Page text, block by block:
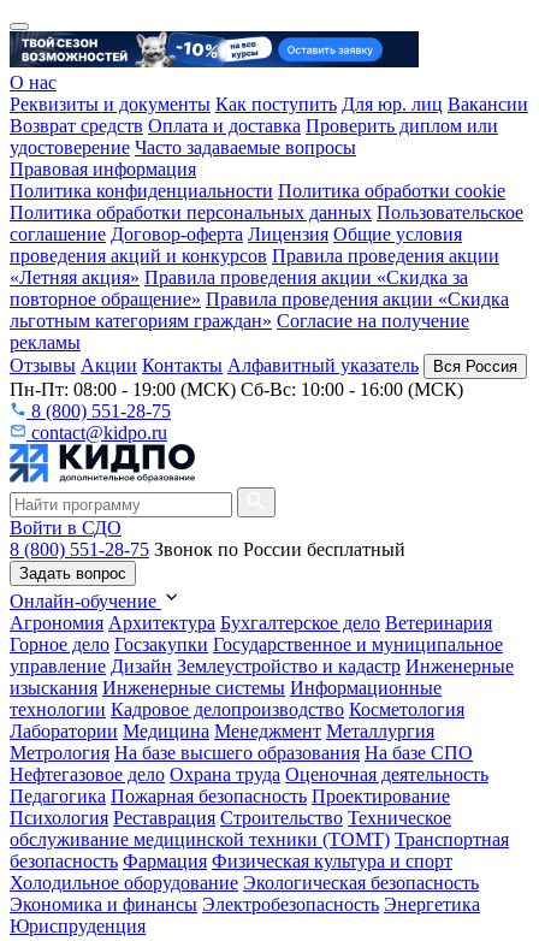
О нас
Реквизиты и документы Как поступить Для юр. лиц Вакансии
Возврат средств Оплата и доставка Проверить диплом или
удостоверение Часто задаваемые вопросы
Правовая информация
Политика конфиденциальности Политика обработки cookie
Политика обработки персональных данных Пользовательское
соглашение Договор-оферта Лицензия Общие условия
проведения акций и конкурсов Правила проведения акции
«Летняя акция» Правила проведения акции «Скидка за
повторное обращение» Правила проведения акции «Скидка
льготным категориям граждан» Согласие на получение
рекламы
Отзывы Акции Контакты Алфавитный указатель Вся Россия
Пн-Пт: 08:00 - 19:00 (МСК) Сб-Вс: 10:00 - 16:00 (МСК)
8 (800) 551-28-75
contact@kidpo.ru
Войти в СДО
8 (800) 551-28-75 Звонок по России бесплатный
Задать вопрос
Онлайн-обучение
Агрономия Архитектура Бухгалтерское дело Ветеринария
Горное дело Госзакупки Государственное и муниципальное
управление Дизайн Землеустройство и кадастр Инженерные
изыскания Инженерные системы Информационные
технологии Кадровое делопроизводство Косметология
Лаборатории Медицина Менеджмент Металлургия
Метрология На базе высшего образования На базе СПО
Нефтегазовое дело Охрана труда Оценочная деятельность
Педагогика Пожарная безопасность Проектирование
Психология Реставрация Строительство Техническое
обслуживание медицинской техники (ТОМТ) Транспортная
безопасность Фармация Физическая культура и спорт
Холодильное оборудование Экологическая безопасность
Экономика и финансы Электробезопасность Энергетика
Юриспруденция